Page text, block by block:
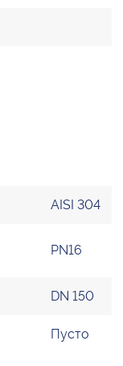
AISI 304
PN16
DN 150
Пусто